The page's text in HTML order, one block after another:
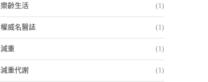
樂齡生活 (1)
權威名醫誌 (1)
減重 (1)
減重代謝 (1)